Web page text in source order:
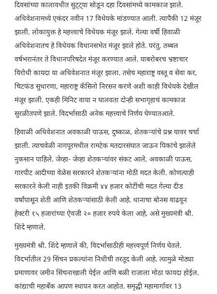
दिवसांच्या कालावधीत सुट्ट्या सोडून दहा दिवसांमध्ये कामकाज झाले.
अधिवेशनामध्ये एकंदर नवीन 17 विधेयके मांडण्यात आली. त्यापैकी 12 मंजूर
झाली. लोकायुक्त हे महत्त्वाचे विधेयक मंजूर झाले. गेल्या वर्षी हिवाळी
अधिवेशनातच हे विधेयक विधानसभेत मंजूर झाले होते. परंतु, तब्बल
वर्षभरानंतर ते विधानपरिषदेत मंजूर करण्यात आले. याबरोबरच भ्रष्टाचार
विरोधी कायदा या अधिवेशनात मंजूर झाला. तसेच महाराष्ट्र वस्तू व सेवा कर,
चिटफंड सुधारणा, महाराष्ट्र कॅसिनो निरसन करणे अशी काही विधेयके देखील
मंजूर झाली. एकही मिनिट वाया न घालवता दोन्ही सभागृहाचं कामकाज
सुरळीतपणे झाले. विदर्भासाठी अनेक महत्त्वाचे निर्णय घेण्यातआले.
हिवाळी अधिवेशनात अवकाळी पाऊस, दुष्काळ, शेतकऱ्यांचे प्रश्न यावर चर्चा
झाली. त्याचवेळी नागपूरमधील रामटेक मतदारसंघात जाऊन पिकांचे झालेले
नुकसान पाहिले. जेव्हा- जेव्हा शेतकऱ्यांवर संकट आले, अवकाळी पाऊस,
गारपीट आदीच्या वेळेस सरकारने शेतकऱ्यांना मोठी मदत केली. कोणत्याही
सरकारने केली नाही इतकी विक्रमी ४४ हजार कोटींची मदत गेल्या दीड
वर्षांपासून शेती आणि शेतकऱ्यांसाठी केली आहे. धानाचा बोनस वाढवून
हेक्टरी १५ हजारांच्या ऐवजी २० हजार रुपये केला आहे, असे मुख्यमंत्री श्री.
शिंदे म्हणाले.
मुख्यमंत्री श्री. शिंदे म्हणाले की, विदर्भासाठीही महत्त्वपूर्ण निर्णय घेतले.
विदर्भातील 29 सिंचन प्रकल्पांना निधीची तरतूद केली आहे. त्यामुळे मोठ्या
प्रमाणावर जमीन सिंचनाखाली येईल आणि बळी राजाला मोठा फायदा होईल.
कांद्याची महाबँक आपण स्थापन करत आहोत. समृद्धी महामार्गावर 13